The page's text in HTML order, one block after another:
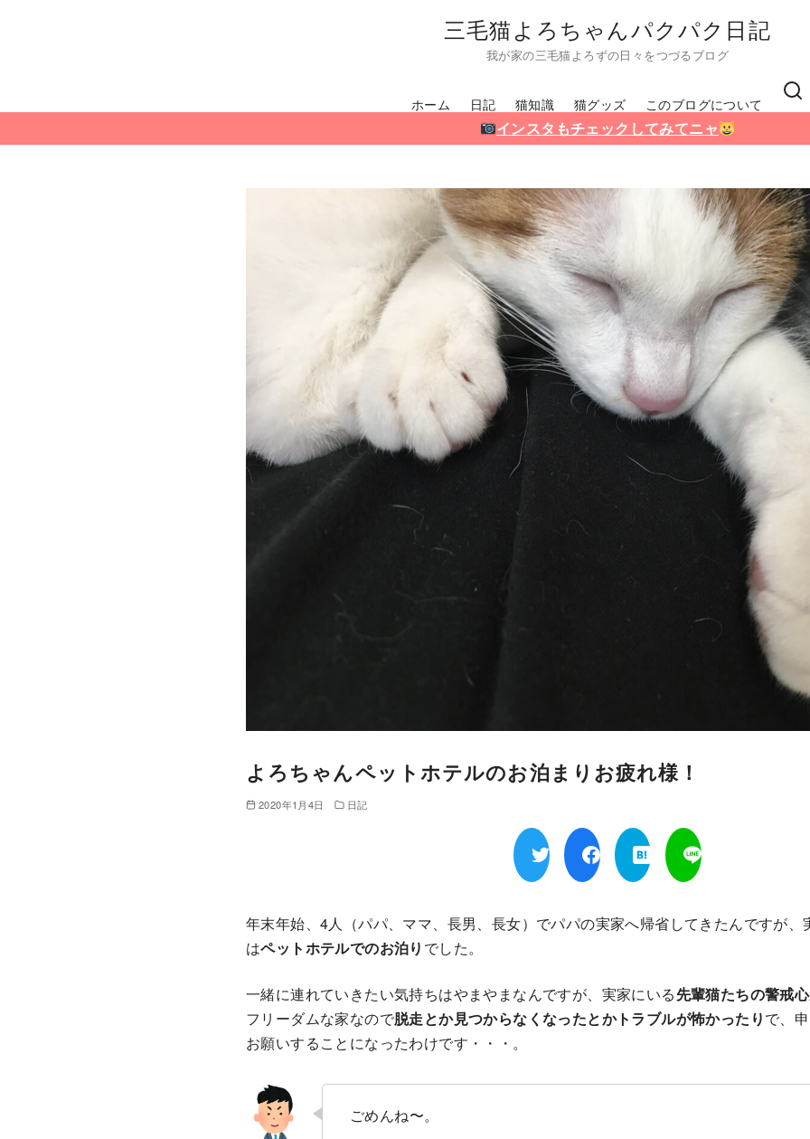
三毛猫よろちゃんパクパク日記
我が家の三毛猫よろずの日々をつづるブログ
ホーム 日記 猫知識 猫グッズ このブログについて
インスタもチェックしてみてニャ
よろちゃんペットホテルのお泊まりお疲れ様！
2020年1月4日 日記
年末年始、4人（パパ、ママ、長男、長女）でパパの実家へ帰省してきたんですが
はペットホテルでのお泊り でした。
一緒に連れていきたい気持ちはやまやまなんですが、実家にいる先輩猫たちの警戒
フリーダムな家なので脱走とか見つからなくなったとかトラブルが怖かったりで、
お願いすることになったわけです・・・。
ごめんね〜。